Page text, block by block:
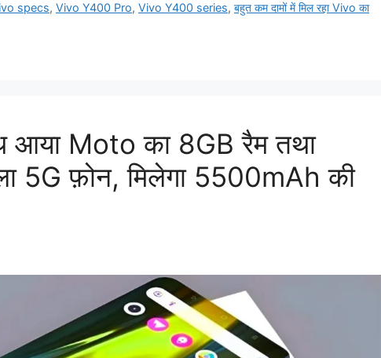
specs, Vivo Y400 Pro, Vivo Y400 series, बहुत कम दामों में मिल रहा Vivo का
आया Moto का 8GB रैम तथा
5G फ़ोन, मिलेगा 5500mAh की